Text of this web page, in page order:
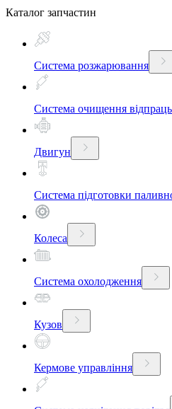
Каталог запчастин
Система розжарювання
Система очищення
Двигун
Система підготовки
Колеса
Система охолодження
Кузов
Кермове управління